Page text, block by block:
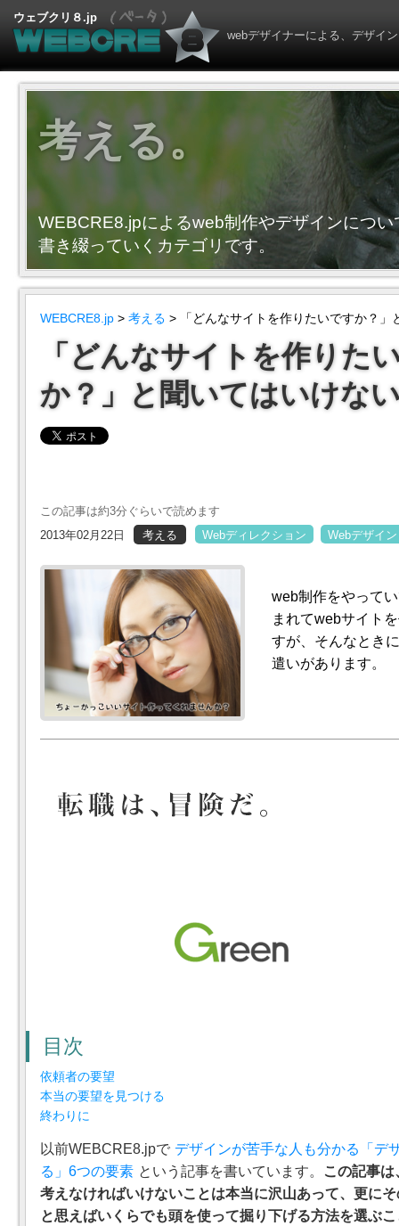
ウェブクリ８.jp
webデザイナーによる、デザイ
考える。
WEBCRE8.jpによるweb制作やデザインについ
書き綴っていくカテゴリです。
WEBCRE8.jp > 考える > 「どんなサイトを作りたいですか？」
「どんなサイトを作りた
か？」と聞いてはいけな
この記事は約3分ぐらいで読めます
2013年02月22日
考える Webディレクション Webデザイン
web制作をやって
まれてwebサイト
すが、そんなとき
遣いがあります。
目次
依頼者の要望
本当の要望を見つける
終わりに
以前WEBCRE8.jpで デザインが苦手な人も分かる「デ
る」6つの要素 という記事を書いています。
この記事
考えなければいけないことは本当に沢山あって、更に
と思えばいくらでも頭を使って掘り下げる方法を選ぶ